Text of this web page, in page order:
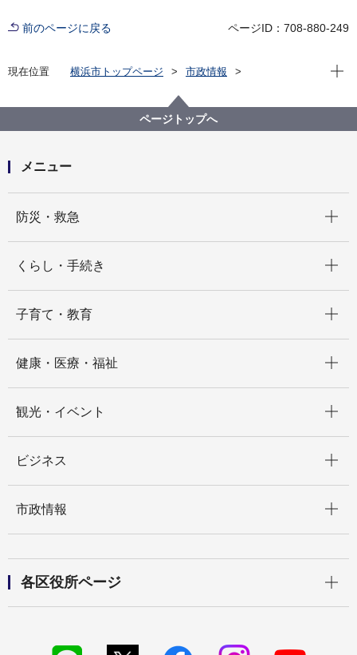
前のページに戻る ページID：708-880-249
現在位置 横浜市トップページ
市政情報
シュトゥットガルト室内管弦楽団による無料コンサー
トをボッシュ株式会社と共同開催します！
現在
ページトップへ
メニュー
防災・救急
くらし・手続き
子育て・教育
健康・医療・福祉
観光・イベント
ビジネス
市政情報
各区役所ページ